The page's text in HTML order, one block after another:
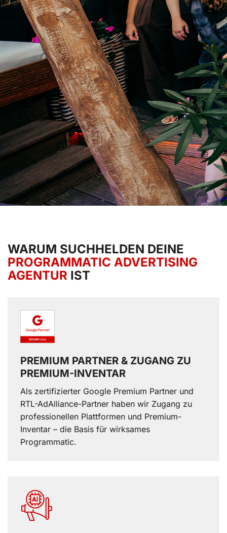
WARUM SUCHHELDEN DEINE
PROGRAMMATIC ADVERTISING
AGENTUR IST
PREMIUM PARTNER & ZUGANG ZU
PREMIUM-INVENTAR
Als zertifizierter Google Premium Partner und
RTL-AdAlliance-Partner haben wir Zugang zu
professionellen Plattformen und Premium-
Inventar – die Basis für wirksames
Programmatic.